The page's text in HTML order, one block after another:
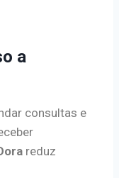
a
consultas e
reduz